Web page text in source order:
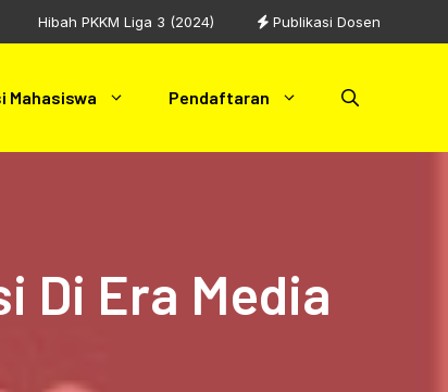
Hibah PKKM Liga 3 (2024) Publikasi Dosen
Mahasiswa Pendaftaran
Di Era Media